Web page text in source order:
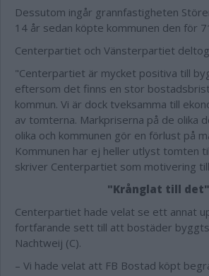
Dessutom ingår grannfastigheten
14 år sedan köpte kommunen den för
Centerpartiet och Vänsterpartiet
"Centerpartiet är mycket positiva till
eftersom det finns en stor
kommun. Vi är dock tveksamma till
av tomterna. Markpriserna på de olika
olika och kommunen gör en förlust på
Kommunen har ej heller utlyst tomten
skriver Centerpartiet som motivering
"Krånglat till det"
Centerpartiet hade velat se ett annat
fortfarande sett till att bostäder
Nachtweij (C).
– Vi hade velat att FB Bostad köpt